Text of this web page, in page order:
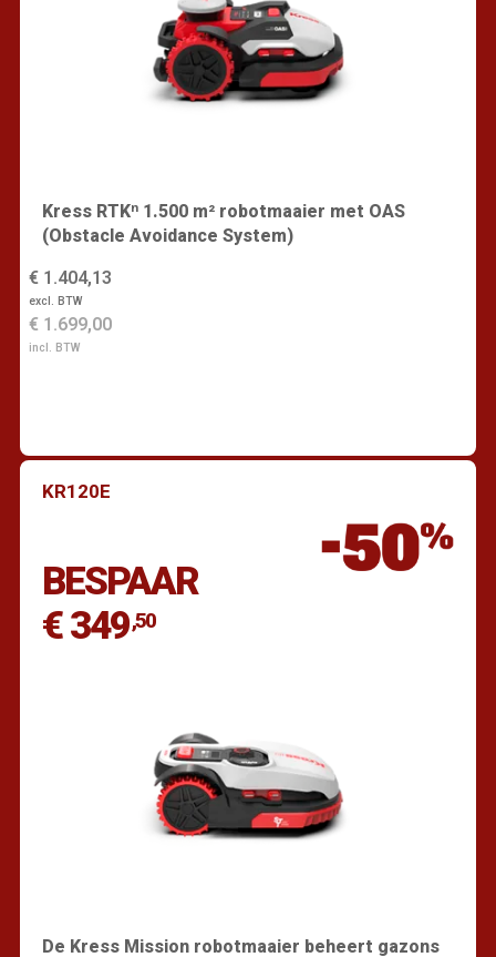
Kress RTKⁿ 1.500 m² robotmaaier met OAS
(Obstacle Avoidance System)
€ 1.404,13
excl. BTW
€ 1.699,00
incl. BTW
KR120E
BESPAAR
€ 349,50
De Kress Mission robotmaaier beheert gazons